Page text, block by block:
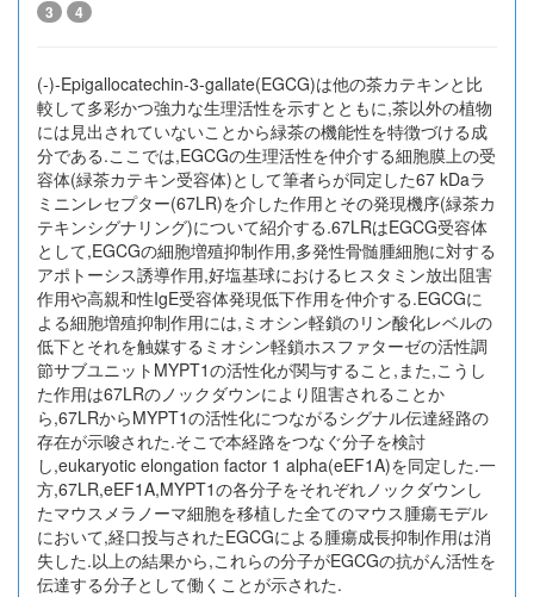
3 4
(-)-Epigallocatechin-3-gallate(EGCG)は他の茶カテキンと比
較して多彩かつ強力な生理活性を示すとともに,茶以外の植物
には見出されていないことから緑茶の機能性を特徴づける成
分である.ここでは,EGCGの生理活性を仲介する細胞膜上の受
容体(緑茶カテキン受容体)として筆者らが同定した67 kDaラ
ミニンレセプター(67LR)を介した作用とその発現機序(緑茶カ
テキンシグナリング)について紹介する.67LRはEGCG受容体
として,EGCGの細胞増殖抑制作用,多発性骨髄腫細胞に対する
アポトーシス誘導作用,好塩基球におけるヒスタミン放出阻害
作用や高親和性IgE受容体発現低下作用を仲介する.EGCGに
よる細胞増殖抑制作用には,ミオシン軽鎖のリン酸化レベルの
低下とそれを触媒するミオシン軽鎖ホスファターゼの活性調
節サブユニットMYPT1の活性化が関与すること,また,こうし
た作用は67LRのノックダウンにより阻害されることか
ら,67LRからMYPT1の活性化につながるシグナル伝達経路の
存在が示唆された.そこで本経路をつなぐ分子を検討
し,eukaryotic elongation factor 1 alpha(eEF1A)を同定した.一
方,67LR,eEF1A,MYPT1の各分子をそれぞれノックダウンし
たマウスメラノーマ細胞を移植した全てのマウス腫瘍モデル
において,経口投与されたEGCGによる腫瘍成長抑制作用は消
失した.以上の結果から,これらの分子がEGCGの抗がん活性を
伝達する分子として働くことが示された.